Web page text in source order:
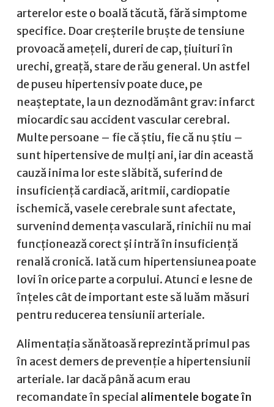
arterelor este o boală tăcută, fără simptome
specifice. Doar creșterile bruște de tensiune
provoacă amețeli, dureri de cap, țiuituri în
urechi, greață, stare de rău general. Un astfel
de puseu hipertensiv poate duce, pe
neașteptate, la un deznodământ grav: infarct
miocardic sau accident vascular cerebral.
Multe persoane – fie că știu, fie că nu știu –
sunt hipertensive de mulți ani, iar din această
cauză inima lor este slăbită, suferind de
insuficiență cardiacă, aritmii, cardiopatie
ischemică, vasele cerebrale sunt afectate,
survenind demența vasculară, rinichii nu mai
funcționează corect și intră în insuficiență
renală cronică. Iată cum hipertensiunea poate
lovi în orice parte a corpului. Atunci e lesne de
înțeles cât de important este să luăm măsuri
pentru reducerea tensiunii arteriale.
Alimentația sănătoasă reprezintă primul pas
în acest demers de prevenție a hipertensiunii
arteriale. Iar dacă până acum erau
recomandate în special alimentele bogate în